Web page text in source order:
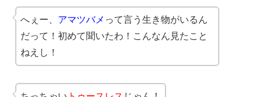
へぇー、 アマツバメ って言う生き物がいるん
だって！初めて聞いたわ！こんなん見たこと
ねえし！